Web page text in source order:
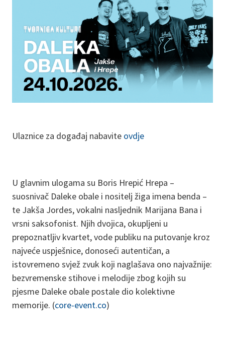
Ulaznice za događaj nabavite ovdje
U glavnim ulogama su Boris Hrepić Hrepa –
suosnivač Daleke obale i nositelj žiga imena benda –
te Jakša Jordes, vokalni nasljednik Marijana Bana i
vrsni saksofonist. Njih dvojica, okupljeni u
prepoznatljiv kvartet, vode publiku na putovanje kroz
najveće uspješnice, donoseći autentičan, a
istovremeno svjež zvuk koji naglašava ono najvažnije:
bezvremenske stihove i melodije zbog kojih su
pjesme Daleke obale postale dio kolektivne
memorije. (core-event.co)